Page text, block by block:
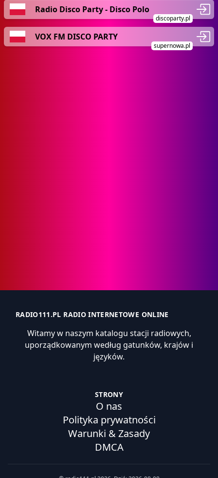
Radio Disco Party - Disco Polo
discoparty.pl
VOX FM DISCO PARTY
supernowa.pl
RADIO111.PL RADIO INTERNETOWE ONLINE
Witamy w naszym katalogu stacji radiowych,
uporządkowanym według gatunków, krajów i
języków.
STRONY
O nas
Polityka prywatności
Warunki & Zasady
DMCA